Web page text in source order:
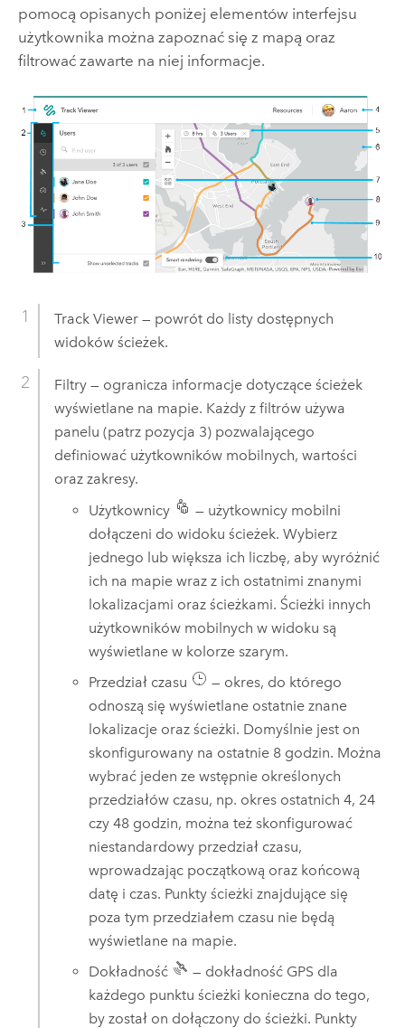
pomocą opisanych poniżej elementów interfejsu
użytkownika można zapoznać się z mapą oraz
filtrować zawarte na niej informacje.
Track Viewer— powrót do listy dostępnych
widoków ścieżek.
Filtry — ogranicza informacje dotyczące ścieżek
wyświetlane na mapie. Każdy z filtrów używa
panelu (patrz pozycja 3) pozwalającego
definiować użytkowników mobilnych, wartości
oraz zakresy.
Użytkownicy
— użytkownicy mobilni
dołączeni do widoku ścieżek. Wybierz
jednego lub większa ich liczbę, aby wyróżnić
ich na mapie wraz z ich ostatnimi znanymi
lokalizacjami oraz ścieżkami. Ścieżki innych
użytkowników mobilnych w widoku są
wyświetlane w kolorze szarym.
Przedział czasu
— okres, do którego
odnoszą się wyświetlane ostatnie znane
lokalizacje oraz ścieżki. Domyślnie jest on
skonfigurowany na ostatnie 8 godzin. Można
wybrać jeden ze wstępnie określonych
przedziałów czasu, np. okres ostatnich 4, 24
czy 48 godzin, można też skonfigurować
niestandardowy przedział czasu,
wprowadzając początkową oraz końcową
datę i czas. Punkty ścieżki znajdujące się
poza tym przedziałem czasu nie będą
wyświetlane na mapie.
Dokładność
— dokładność GPS dla
każdego punktu ścieżki konieczna do tego,
by został on dołączony do ścieżki. Punkty